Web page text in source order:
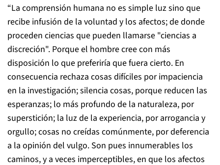
“La comprensión humana no es simple luz sino que
recibe infusión de la voluntad y los afectos; de donde
proceden ciencias que pueden llamarse "ciencias a
discreción". Porque el hombre cree con más
disposición lo que preferiría que fuera cierto. En
consecuencia rechaza cosas difíciles por impaciencia
en la investigación; silencia cosas, porque reducen las
esperanzas; lo más profundo de la naturaleza, por
superstición; la luz de la experiencia, por arrogancia y
orgullo; cosas no creídas comúnmente, por deferencia
a la opinión del vulgo. Son pues innumerables los
caminos, y a veces imperceptibles, en que los afectos